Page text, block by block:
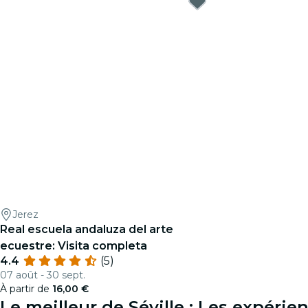
Jerez
Real escuela andaluza del arte
ecuestre: Visita completa
4.4
(5)
07 août - 30 sept.
À partir de 16,00 €